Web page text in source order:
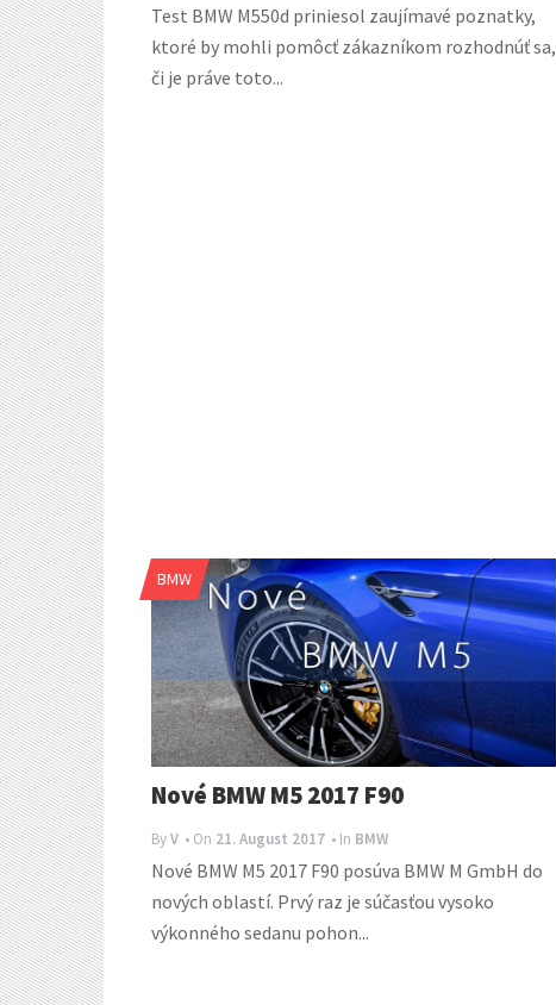
Test BMW M550d priniesol zaujímavé poznatky,
ktoré by mohli pomôcť zákazníkom rozhodnúť sa,
či je práve toto...
BMW
Nové BMW M5 2017 F90
ByV • On 21. August 2017 • In BMW
Nové BMW M5 2017 F90 posúva BMW M GmbH do
nových oblastí. Prvý raz je súčasťou vysoko
výkonného sedanu pohon...